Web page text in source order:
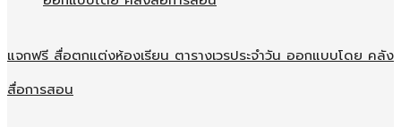
แจกฟรี สื่อตกแต่งห้องเรียน ตารางเวรประจำวัน ออกแบบโดย คลัง
สื่อการสอน